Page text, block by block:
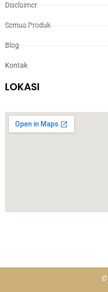
Disclaimer
Semua Produk
Blog
Kontak
LOKASI
©